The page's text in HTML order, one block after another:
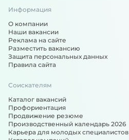
Информация
О компании
Наши вакансии
Реклама на сайте
Разместить вакансию
Защита персональных данных
Правила сайта
Соискателям
Каталог вакансий
Профориентация
Продвижение резюме
Производственный календарь 2026
Карьера для молодых специалистов